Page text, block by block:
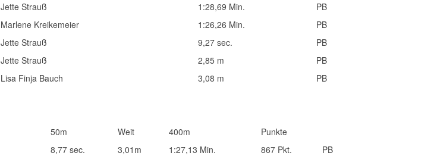
Jette Strauß 1:28,69 Min.
PB
Marlene Kreikemeier 1:26,26 Min.
PB
Jette Strauß 9,27 sec.
PB
Jette Strauß 2,85 m
PB
Lisa Finja Bauch 3,08 m PB
50m
Weit 400m
Punkte
8,77 sec. 3,01m 1:27,13 Min. 867 Pkt.
PB